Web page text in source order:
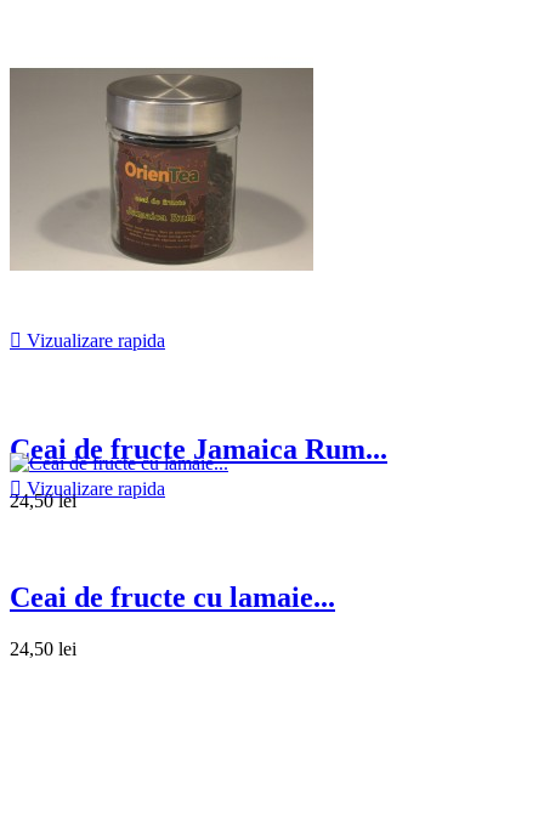
 Vizualizare rapida
Ceai de fructe Jamaica Rum...
24,50 lei
 Vizualizare rapida
Ceai de fructe cu lamaie...
24,50 lei